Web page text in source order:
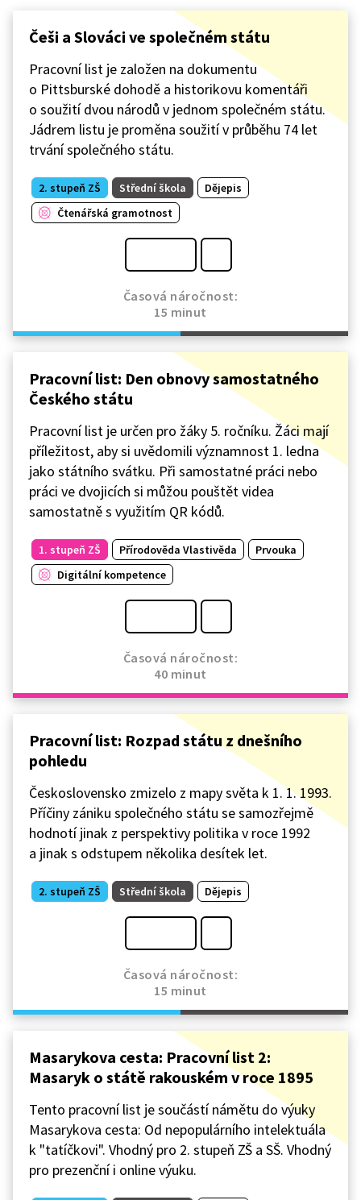
Češi a Slováci ve společném státu
Pracovní list je založen na dokumentu
o Pittsburské dohodě a historikovu komentáři
o soužití dvou národů v jednom společném státu.
Jádrem listu je proměna soužití v průběhu 74 let
trvání společného státu.
2. stupeň ZŠ Střední škola
Dějepis
Čtenářská gramotnost
Časová náročnost:
15 minut
Pracovní list: Den obnovy samostatného
Českého státu
Pracovní list je určen pro žáky 5. ročníku. Žáci mají
příležitost, aby si uvědomili významnost 1. ledna
jako státního svátku. Při samostatné práci nebo
práci ve dvojicích si můžou pouštět videa
samostatně s využitím QR kódů.
1. stupeň ZŠ Přírodověda Vlastivěda
Prvouka
Digitální kompetence
Časová náročnost:
40 minut
Pracovní list: Rozpad státu z dnešního
pohledu
Československo zmizelo z mapy světa k 1. 1. 1993.
Příčiny zániku společného státu se samozřejmě
hodnotí jinak z perspektivy politika v roce 1992
a jinak s odstupem několika desítek let.
2. stupeň ZŠ Střední škola Dějepis
Časová náročnost:
15 minut
Masarykova cesta: Pracovní list 2:
Masaryk o státě rakouském v roce 1895
Tento pracovní list je součástí námětu do výuky
Masarykova cesta: Od nepopulárního intelektuála
k "tatíčkovi". Vhodný pro 2. stupeň ZŠ a SŠ. Vhodný
pro prezenční i online výuku.